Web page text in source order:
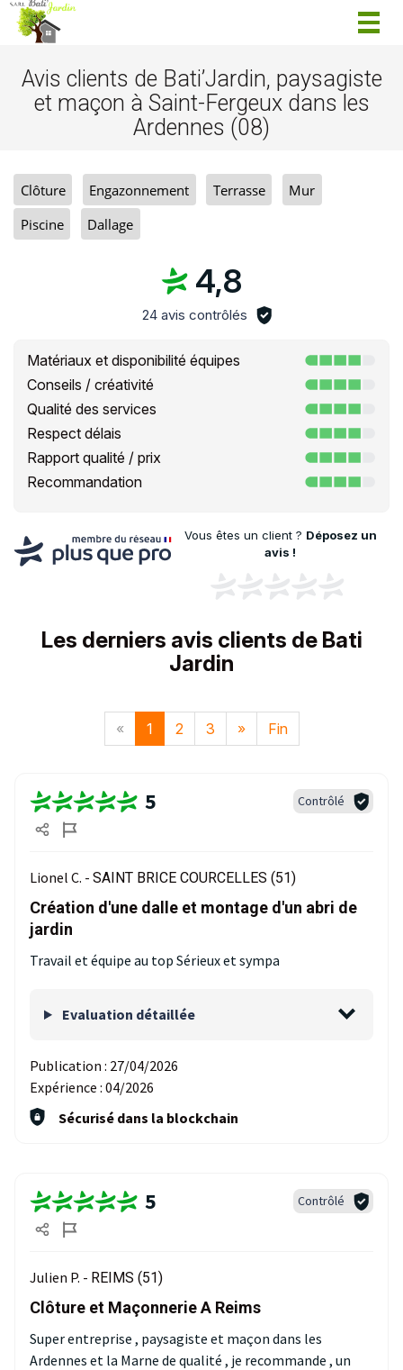
Avis clients de Bati’Jardin, paysagiste
et maçon à Saint-Fergeux dans les
Ardennes (08)
Clôture Engazonnement Terrasse
Mur
Piscine
Dallage
4,8
24 avis contrôlés
Matériaux et disponibilité équipes
Conseils / créativité
Qualité des services
Respect délais
Rapport qualité / prix
Recommandation
Vous êtes un client ? Déposez un
avis !
Les derniers avis clients de Bati
Jardin
« 1 2 3 » Fin
5 Contrôlé
Lionel C. - SAINT BRICE COURCELLES (51)
Création d'une dalle et montage d'un abri de
jardin
Travail et équipe au top Sérieux et sympa
Evaluation détaillée
Publication : 27/04/2026
Expérience : 04/2026
Sécurisé dans la blockchain
5 Contrôlé
Julien P. - REIMS (51)
Clôture et Maçonnerie A Reims
Super entreprise , paysagiste et maçon dans les
Ardennes et la Marne de qualité , je recommande , un